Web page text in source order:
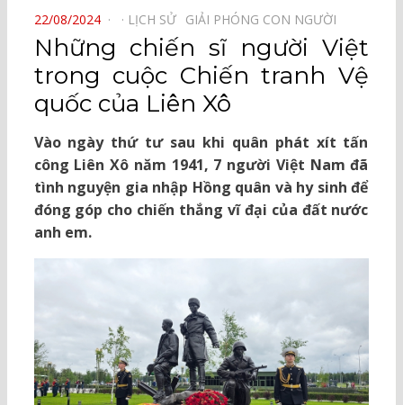
POSTED
ON
22/08/2024 LỊCH SỬ⠀ GIẢI PHÓNG CON NGƯỜI⠀
Những chiến sĩ người Việt
trong cuộc Chiến tranh Vệ
quốc của Liên Xô
Vào ngày thứ tư sau khi quân phát xít tấn
công Liên Xô năm 1941, 7 người Việt Nam đã
tình nguyện gia nhập Hồng quân và hy sinh để
đóng góp cho chiến thắng vĩ đại của đất nước
anh em.